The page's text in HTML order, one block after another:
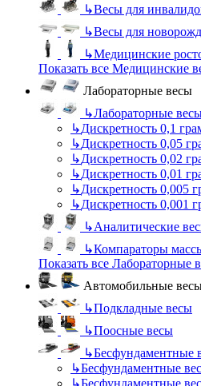
↳Весы для
↳Весы для
↳Медицинские
Показать все Медицинские
Лабораторные весы
↳Лабораторные
↳Дискретность 0,1
↳Дискретность 0,05
↳Дискретность 0,02
↳Дискретность 0,01
↳Дискретность 0,005
↳Дискретность 0,001
↳Аналитические
↳Компараторы
Показать все Лабораторные
Автомобильные
↳Подкладные весы
↳Поосные весы
↳Бесфундаментные
↳Бесфундаментные
↳Бесфундаментные